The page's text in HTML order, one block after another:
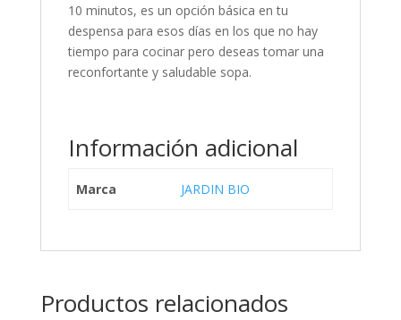
10 minutos, es un opción básica en tu
despensa para esos días en los que no hay
tiempo para cocinar pero deseas tomar una
reconfortante y saludable sopa.
Información adicional
Marca JARDIN BIO
Productos relacionados